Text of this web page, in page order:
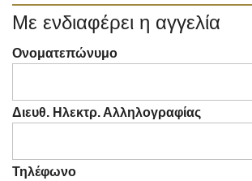
Με ενδιαφέρει η αγγελία
Ονοματεπώνυμο
Διευθ. Ηλεκτρ. Αλληλογραφίας
Τηλέφωνο